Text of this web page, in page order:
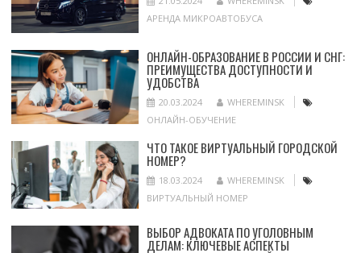
АРЕНДА МИКРОАВТОБУСА
ОНЛАЙН-ОБРАЗОВАНИЕ В РОССИИ И СНГ:
ПРЕИМУЩЕСТВА ДОСТУПНОСТИ И
УДОБСТВА
20.03.2024
WHEREMINSK
ОНЛАЙН-ОБУЧЕНИЕ
ЧТО ТАКОЕ ВИРТУАЛЬНЫЙ ГОРОДСКОЙ
НОМЕР?
18.03.2024
WHEREMINSK
ВИРТУАЛЬНЫЙ НОМЕР
ВЫБОР АДВОКАТА ПО УГОЛОВНЫМ
ДЕЛАМ: КЛЮЧЕВЫЕ АСПЕКТЫ